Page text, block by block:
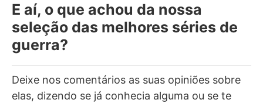
E aí, o que achou da nossa
seleção das melhores séries de
guerra?
Deixe nos comentários as suas opiniões sobre
elas, dizendo se já conhecia alguma ou se te